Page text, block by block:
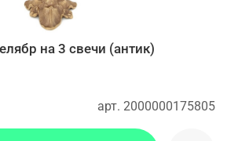
арт. 2000000175805
на 3 свечи (антик)